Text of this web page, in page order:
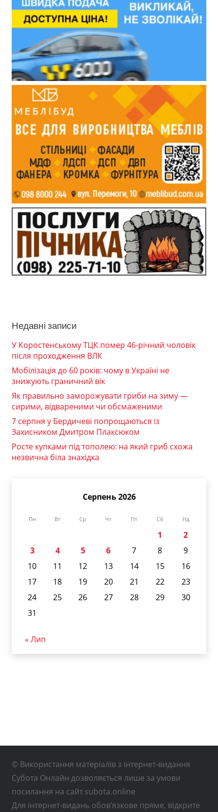
Недавні записи
У Коростенському ТЦК помер 46-річний чоловік
після проходження ВЛК
Мобілізація до 60 років: чому в Україні не
знижують граничний вік
Як правильно заморожувати гриби на зиму —
сирими, відвареними чи обсмаженими
7 серпня у Бердичеві попрощаються із
Захисником Дмитром Плаксюком
Росте купками під тополею: на який гриб схожа
незвична біла знахідка
Серпень 2026
Пн Вт Ср Чт Пт Сб Нд
1
2
3
4 5 6 7 8
9
10
11 12 13 14 15
16
17
18 19 20 21 22
23
24
25 26 27 28 29
30
31
« Лип
© Використання матеріалів з інтернет-видання
Субота Онлайн дозволяється лише за умови
посилання на сайт subota.online
Для інтернет-видань обов’язкове пряме, відкрите